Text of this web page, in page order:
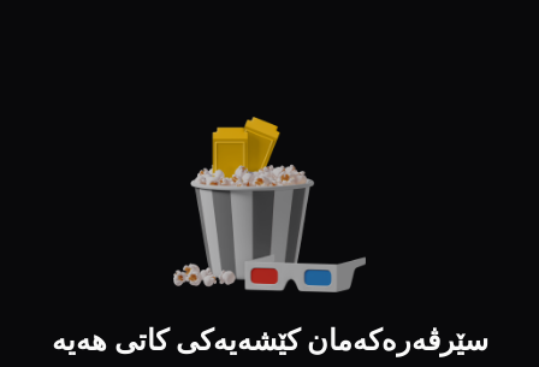
سێرڤەرەکەمان کێشەیەکی کاتی هەیە